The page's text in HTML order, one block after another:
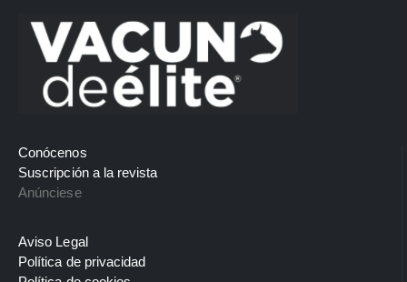
Conócenos
Suscripción a la revista
Anúnciese
Aviso Legal
Política de privacidad